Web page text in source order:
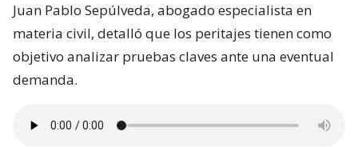
Juan Pablo Sepúlveda, abogado especialista en
materia civil, detalló que los peritajes tienen como
objetivo analizar pruebas claves ante una eventual
demanda.